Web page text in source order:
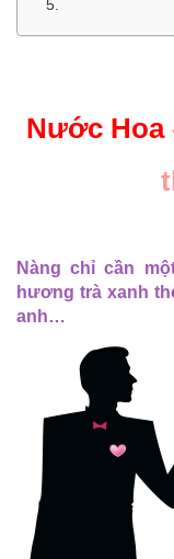
Nước Hoa
Nàng chỉ cần
hương trà xanh
anh…